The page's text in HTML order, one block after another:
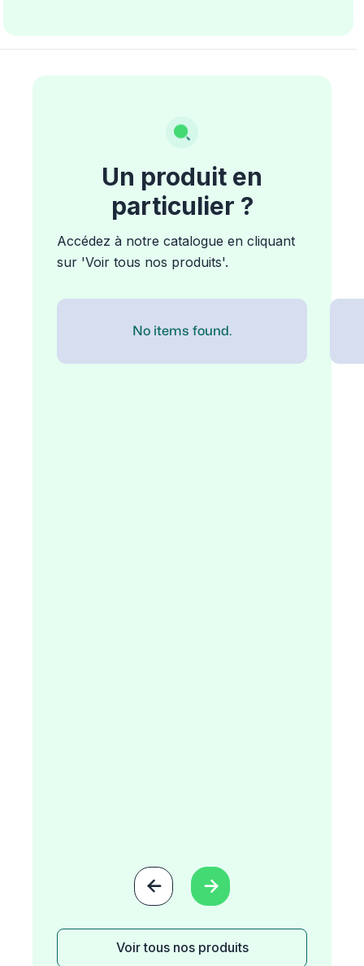
Un produit en
particulier ?
Accédez à notre catalogue en cliquant
sur 'Voir tous nos produits'.
No items found.
 
Voir tous nos produits